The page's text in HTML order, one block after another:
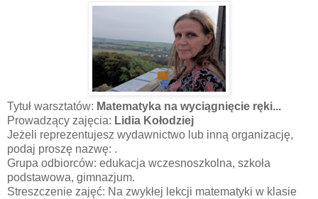
Tytuł warsztatów: Matematyka na wyciągnięcie ręki...
Prowadzący zajęcia: Lidia Kołodziej
Jeżeli reprezentujesz wydawnictwo lub inną organizację,
podaj proszę nazwę: .
Grupa odbiorców: edukacja wczesnoszkolna, szkoła
podstawowa, gimnazjum.
Streszczenie zajęć: Na zwykłej lekcji matematyki w klasie